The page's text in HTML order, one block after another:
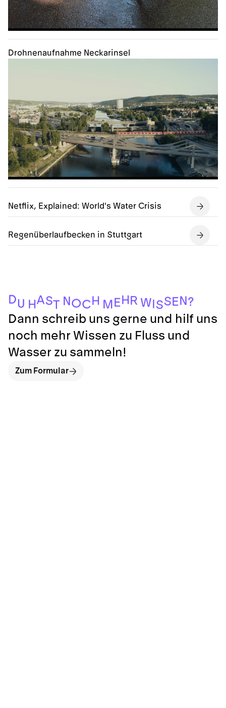
Drohnenaufnahme Neckarinsel
Netflix, Explained: World's Water Crisis
Regenüberlaufbecken in Stuttgart
DU HAST N OCH M EHR WISS EN?
Dann schreib uns gerne und hilf uns
noch mehr Wissen zu Fluss und
Wasser zu sammeln!
Zum Formular